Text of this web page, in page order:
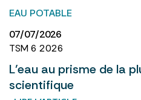
EAU POTABLE
07/07/2026
TSM 6 2026
L’eau au prisme de la
scientifique